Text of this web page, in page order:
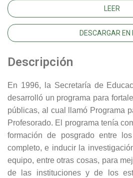
LEER
DESCARGAR EN
Descripción
En 1996, la Secretaría de
desarrolló un programa para
públicas, al cual llamó Programa
Profesorado. El programa tenía
formación de posgrado entre
completo, e inducir la
equipo, entre otras cosas, para
de las instituciones y de los